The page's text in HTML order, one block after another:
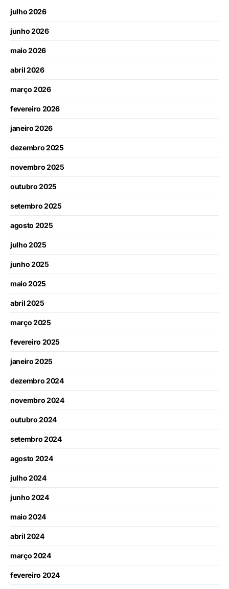
julho 2026
junho 2026
maio 2026
abril 2026
março 2026
fevereiro 2026
janeiro 2026
dezembro 2025
novembro 2025
outubro 2025
setembro 2025
agosto 2025
julho 2025
junho 2025
maio 2025
abril 2025
março 2025
fevereiro 2025
janeiro 2025
dezembro 2024
novembro 2024
outubro 2024
setembro 2024
agosto 2024
julho 2024
junho 2024
maio 2024
abril 2024
março 2024
fevereiro 2024